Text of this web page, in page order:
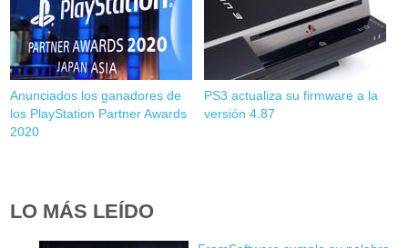
Anunciados los ganadores de
los PlayStation Partner Awards
2020
PS3 actualiza su firmware a la
versión 4.87
LO MÁS LEÍDO